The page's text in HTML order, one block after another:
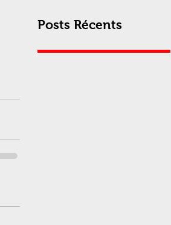
Posts Récents